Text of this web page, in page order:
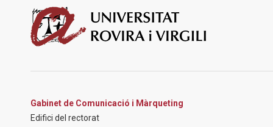
Gabinet de Comunicació i Màrqueting
Edifici del rectorat